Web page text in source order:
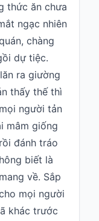
thức ăn chưa
ngạc nhiên
chàng
dự tiệc.
ra giường
thấy thế thì
người tản
mâm giống
đánh tráo
biết là
về. Sắp
mọi người
khác trước